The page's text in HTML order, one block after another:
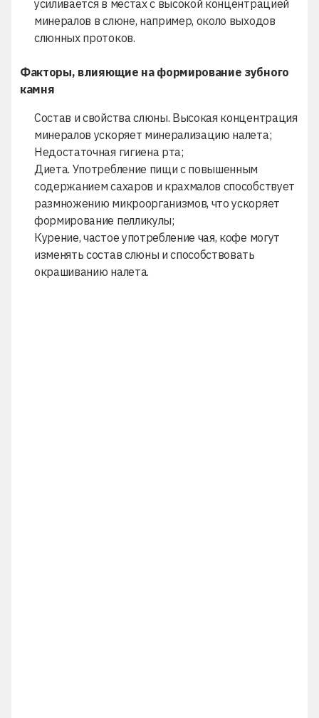
усиливается в местах с высокой концентрацией
минералов в слюне, например, около выходов
слюнных протоков.
Факторы, влияющие на формирование зубного
камня
Состав и свойства слюны. Высокая концентрация
минералов ускоряет минерализацию налета;
Недостаточная гигиена рта;
Диета. Употребление пищи с повышенным
содержанием сахаров и крахмалов способствует
размножению микроорганизмов, что ускоряет
формирование пелликулы;
Курение, частое употребление чая, кофе могут
изменять состав слюны и способствовать
окрашиванию налета.